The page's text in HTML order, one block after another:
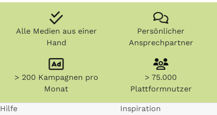
Alle Medien aus einer
Hand
Persönlicher
Ansprechpartner
> 200 Kampagnen pro
Monat
> 75.000
Plattformnutzer
Hilfe
Inspiration